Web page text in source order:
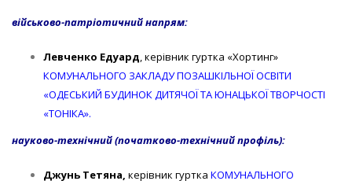
військово-патріотичний напрям:
Левченко Едуард, керівник гуртка «Хортинг»
КОМУНАЛЬНОГО ЗАКЛАДУ ПОЗАШКІЛЬНОЇ ОСВІТИ
«ОДЕСЬКИЙ БУДИНОК ДИТЯЧОЇ ТА ЮНАЦЬКОЇ ТВОРЧОСТІ
«ТОНІКА».
науково-технічний (початково-технічний профіль):
Джунь Тетяна, керівник гуртка КОМУНАЛЬНОГО